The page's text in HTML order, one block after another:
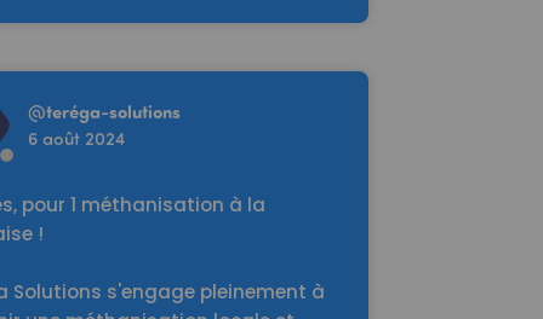
@teréga-solutions
6 août 2024
pour 1 méthanisation à la
!
Solutions s'engage pleinement à